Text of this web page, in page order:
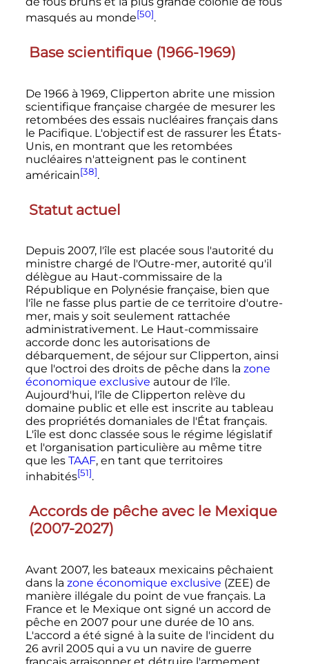
masqués au monde[50].
Base scientifique (1966-1969)
De 1966 à 1969, Clipperton abrite une mission
scientifique française chargée de mesurer les
retombées des essais nucléaires français dans
le Pacifique. L'objectif est de rassurer les États-
Unis, en montrant que les retombées
nucléaires n'atteignent pas le continent
américain[38].
Statut actuel
Depuis 2007, l'île est placée sous l'autorité du
ministre chargé de l'Outre-mer, autorité qu'il
délègue au Haut-commissaire de la
République en Polynésie française, bien que
l'île ne fasse plus partie de ce territoire d'outre-
mer, mais y soit seulement rattachée
administrativement. Le Haut-commissaire
accorde donc les autorisations de
débarquement, de séjour sur Clipperton, ainsi
que l'octroi des droits de pêche dans la zone
économique exclusive autour de l'île.
Aujourd'hui, l'île de Clipperton relève du
domaine public et elle est inscrite au tableau
des propriétés domaniales de l'État français.
L'île est donc classée sous le régime législatif
et l'organisation particulière au même titre
que les TAAF, en tant que territoires
inhabités[51].
Accords de pêche avec le Mexique
(2007-2027)
Avant 2007, les bateaux mexicains pêchaient
dans la zone économique exclusive (ZEE) de
manière illégale du point de vue français. La
France et le Mexique ont signé un accord de
pêche en 2007 pour une durée de 10 ans.
L'accord a été signé à la suite de l'incident du
26 avril 2005qui a vu un navire de guerre